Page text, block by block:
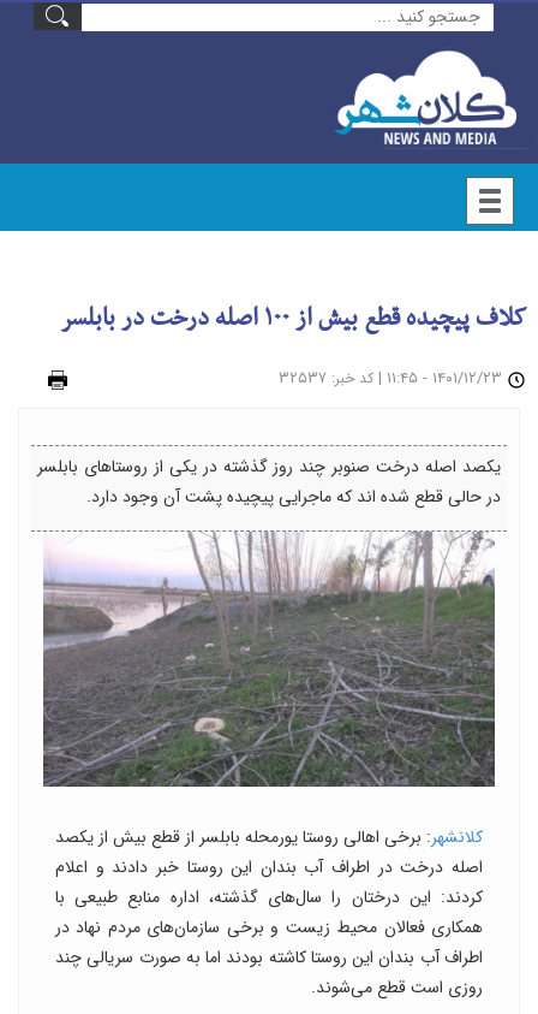
کلاف پیچیده قطع بیش از ۱۰۰ اصله درخت در بابلسر
| کد خبر: ۳۲۵۳۷
یکصد اصله درخت صنوبر چند روز گذشته در یکی از روستا‌های بابلسر
در حالی قطع شده اند که ماجرایی پیچیده پشت آن وجود دارد.
کلانشهر: برخی اهالی روستا یورمحله بابلسر از قطع بیش از یکصد
اصله درخت در اطراف آب بندان این روستا خبر دادند و اعلام
کردند: این درختان را سال‌های گذشته، اداره منابع طبیعی با
همکاری فعالان محیط زیست و برخی سازمان‌های مردم نهاد در
اطراف آب بندان این روستا کاشته بودند اما به صورت سریالی چند
روزی است قطع می‌شوند.